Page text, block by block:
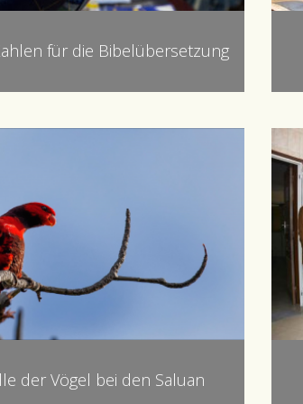
für die Bibelübersetzung
der Vögel bei den Saluan